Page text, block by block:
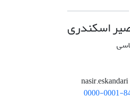
اسکندری
0000-0001-